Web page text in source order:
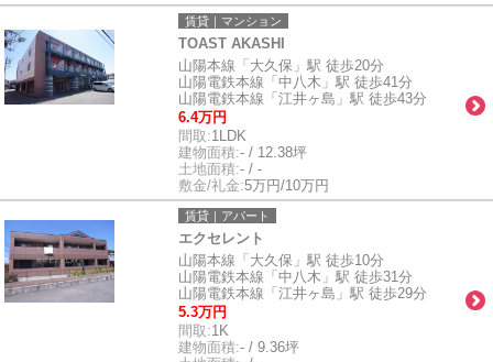
賃貸｜マンション
TOAST AKASHI
山陽本線「大久保」駅 徒歩20分
山陽電鉄本線「中八木」駅 徒歩41分
山陽電鉄本線「江井ヶ島」駅 徒歩43分
6.4万円
間取:1LDK
建物面積:- / 12.38坪
土地面積:- / -
敷金/礼金:5万円/10万円
賃貸｜アパート
エクセレント
山陽本線「大久保」駅 徒歩10分
山陽電鉄本線「中八木」駅 徒歩31分
山陽電鉄本線「江井ヶ島」駅 徒歩29分
5.3万円
間取:1K
建物面積:- / 9.36坪